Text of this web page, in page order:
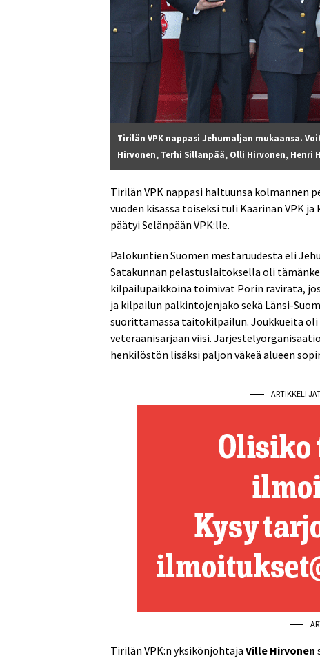
Tirilän VPK nappasi Jehumaljan mukaansa.
Hirvonen, Terhi Sillanpää, Olli Hirvonen, Henri
Tirilän VPK nappasi haltuunsa kolmannen
vuoden kisassa toiseksi tuli Kaarinan VPK
päätyi Selänpään VPK:lle.
Palokuntien Suomen mestaruudesta eli
Satakunnan pelastuslaitoksella oli
kilpailupaikkoina toimivat Porin ravirata,
ja kilpailun palkintojenjako sekä Länsi-
suorittamassa taitokilpailun. Joukkueita oli
veteraanisarjaan viisi.
henkilöstön lisäksi paljon väkeä alueen
ARTIKKELI
Tirilän VPK:n yksikönjohtaja Ville Hirvonen